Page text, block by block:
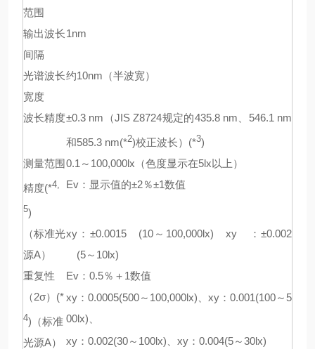
范围
输出波长
间隔
1nm
光谱波长
宽度
约10nm（半波宽）
波长精度±0.3 nm（JIS Z8724规定的435.8 nm、546.1 nm
和585.3 nm(*2)校正波长）(*3)
测量范围 0.1～100,000lx（色度显示在5lx以上）
精度(*4,
5)
Ev：显示值的±2％±1数值
（标准光
源A）
xy：±0.0015 (10～100,000lx) xy ：±0.002
(5～10lx)
重复性
（2σ）(*
4)（标准
光源A）
Ev：0.5％＋1数值
xy：0.0005(500～100,000lx)、xy：0.001(100～5
00lx)、
xy：0.002(30～100lx)、xy：0.004(5～30lx)